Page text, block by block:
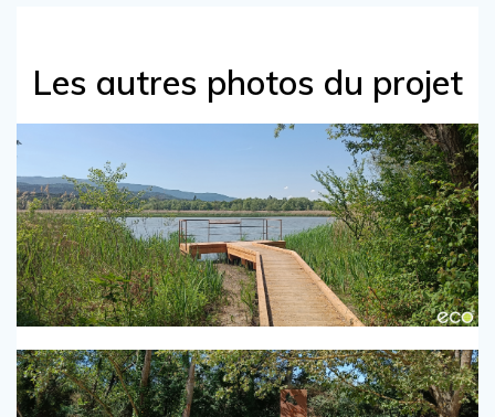
Les autres photos du projet